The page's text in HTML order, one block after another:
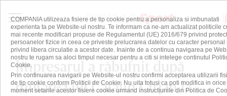
Impresarul a răbufnit după
mutarea lui Cătălin Cîrjan la
COMPANIA utilizeaza fisiere de tip cookie pentru a personaliza si imbunatati
experienta ta pe Website-ul nostru. Te informam ca ne-am actualizat politicile
mai recente modificari propuse de Regulamentul (UE) 2016/679 privind
persoanelor fizice in ceea ce priveste prelucrarea datelor cu caracter personal
privind libera circulatie a acestor date. Inainte de a continua navigarea pe
nostru te rugam sa aloci timpul necesar pentru a citi si intelege continutul
Cookie.
Prin continuarea navigarii pe Website-ul nostru confirmi acceptarea utilizarii
de tip cookie conform Politicii de Cookie. Nu uita totusi ca poti modifica in orice
moment setarile acestor fisiere cookie urmand instructiunile din Politica de